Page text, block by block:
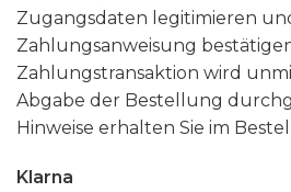
Zugangsdaten legitimieren
Zahlungsanweisung
Zahlungstransaktion wird
Abgabe der Bestellung
Hinweise erhalten Sie im
Klarna